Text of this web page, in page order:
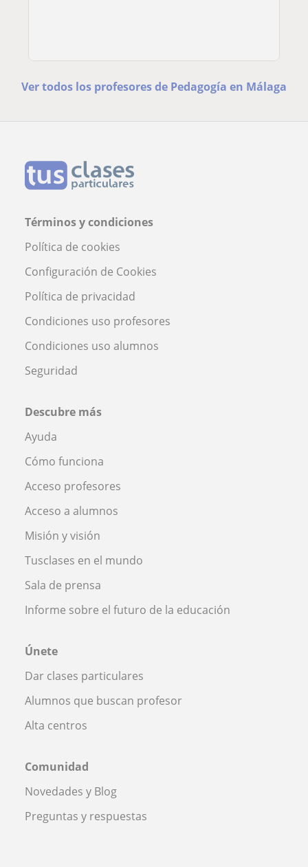
Ver todos los profesores de Pedagogía en Málaga
Términos y condiciones
Política de cookies
Configuración de Cookies
Política de privacidad
Condiciones uso profesores
Condiciones uso alumnos
Seguridad
Descubre más
Ayuda
Cómo funciona
Acceso profesores
Acceso a alumnos
Misión y visión
Tusclases en el mundo
Sala de prensa
Informe sobre el futuro de la educación
Únete
Dar clases particulares
Alumnos que buscan profesor
Alta centros
Comunidad
Novedades y Blog
Preguntas y respuestas